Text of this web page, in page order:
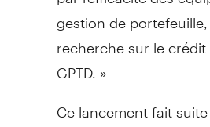
gestion de
recherche sur le crédit
GPTD. »
Ce lancement fait